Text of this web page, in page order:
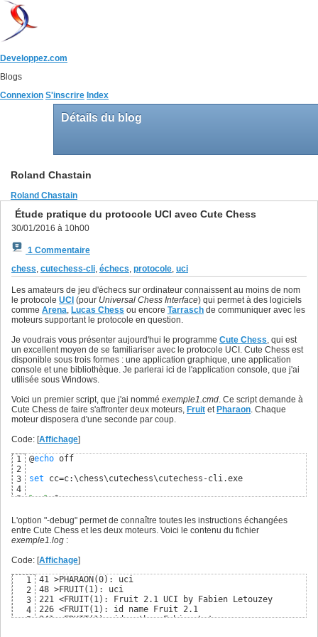
Developpez.com
Blogs
Connexion S'inscrire Index
Détails du blog
Roland Chastain
Roland Chastain
Étude pratique du protocole UCI avec Cute Chess
30/01/2016 à 10h00
1 Commentaire
chess, cutechess-cli, échecs, protocole, uci
Les amateurs de jeu d'échecs sur ordinateur connaissent au moins de nom
le protocole UCI (pour Universal Chess Interface) qui permet à des logiciels
comme Arena, Lucas Chess ou encore Tarrasch de communiquer avec les
moteurs supportant le protocole en question.
Je voudrais vous présenter aujourd'hui le programme Cute Chess, qui est
un excellent moyen de se familiariser avec le protocole UCI. Cute Chess est
disponible sous trois formes : une application graphique, une application
console et une bibliothèque. Je parlerai ici de l'application console, que j'ai
utilisée sous Windows.
Voici un premier script, que j'ai nommé exemple1.cmd. Ce script demande à
Cute Chess de faire s'affronter deux moteurs, Fruit etPharaon. Chaque
moteur disposera d'une seconde par coup.
Code: [Affichage]
1
2
3
4
5
7
8
9
@echo off
set cc=c:\chess\cutechess\cutechess-cli.exe
%cc% ^
  -engine name=PHARAON cmd=pharaon.exe
dir
  -engine name=FRUIT cmd=fruit_21.exe
dir =c:\chess\fruit ^
  -each proto=uci st=1 >
L'option "-debug" permet de connaître toutes les instructions échangées
entre Cute Chess et les deux moteurs. Voici le contenu du fichier
exemple1.log :
Code: [Affichage]
1
2
3
4
5
41 >PHARAON(0): uci
48 >FRUIT(1): uci
221 <FRUIT(1): Fruit 2.1 UCI by Fabien Letouzey
226 <FRUIT(1): id name Fruit 2.1
241 <FRUIT(1): id author Fabien Letouzey